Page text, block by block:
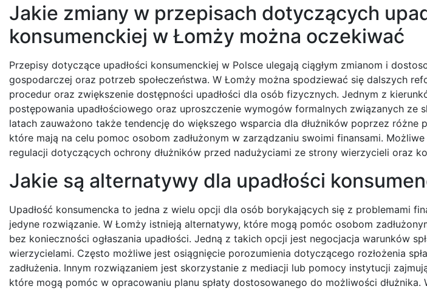
Jakie zmiany w przepisach dotyczących
konsumenckiej w Łomży można oczekiwać
Przepisy dotyczące upadłości konsumenckiej w Polsce ulegają ciągłym zmianom i
gospodarczej oraz potrzeb społeczeństwa. W Łomży można spodziewać się dalszych
procedur oraz zwiększenie dostępności upadłości dla osób fizycznych. Jednym z
postępowania upadłościowego oraz uproszczenie wymogów formalnych związanych ze
latach zauważono także tendencję do większego wsparcia dla dłużników poprzez różne
które mają na celu pomoc osobom zadłużonym w zarządzaniu swoimi finansami.
regulacji dotyczących ochrony dłużników przed nadużyciami ze strony wierzycieli oraz
Jakie są alternatywy dla upadłości
Upadłość konsumencka to jedna z wielu opcji dla osób borykających się z problemami
jedyne rozwiązanie. W Łomży istnieją alternatywy, które mogą pomóc osobom
bez konieczności ogłaszania upadłości. Jedną z takich opcji jest negocjacja warunków
wierzycielami. Często możliwe jest osiągnięcie porozumienia dotyczącego rozłożenia
zadłużenia. Innym rozwiązaniem jest skorzystanie z mediacji lub pomocy instytucji
które mogą pomóc w opracowaniu planu spłaty dostosowanego do możliwości